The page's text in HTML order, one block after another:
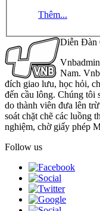
Thêm...
Diễn Đàn
Nam.
đích giao lưu, học hỏi,
đến cầu lông. Chúng tôi
do thành viên đưa lên
soát chặt chẽ các luồng
nghiệm, chờ giấy phép
Follow us